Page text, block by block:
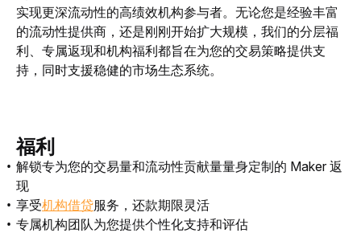
实现更深流动性的高绩效机构参与者。无论您是经验丰富
的流动性提供商，还是刚刚开始扩大规模，我们的分层福
利、专属返现和机构福利都旨在为您的交易策略提供支
持，同时支援稳健的市场生态系统。
福利
解锁专为您的交易量和流动性贡献量量身定制的 Maker 返
现
享受机构借贷服务，还款期限灵活
专属机构团队为您提供个性化支持和评估